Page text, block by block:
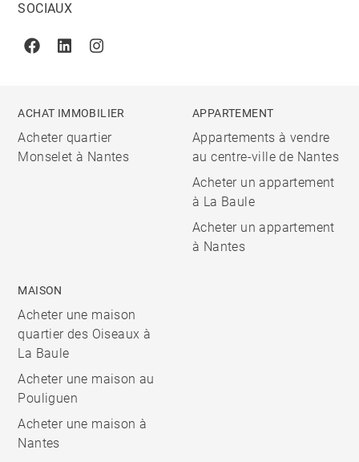
SOCIAUX
FacebookLinkedinInstagram
ACHAT IMMOBILIER
Acheter quartier
Monselet à Nantes
APPARTEMENT
Appartements à vendre
au centre-ville de Nantes
Acheter un appartement
à La Baule
Acheter un appartement
à Nantes
MAISON
Acheter une maison
quartier des Oiseaux à
La Baule
Acheter une maison au
Pouliguen
Acheter une maison à
Nantes